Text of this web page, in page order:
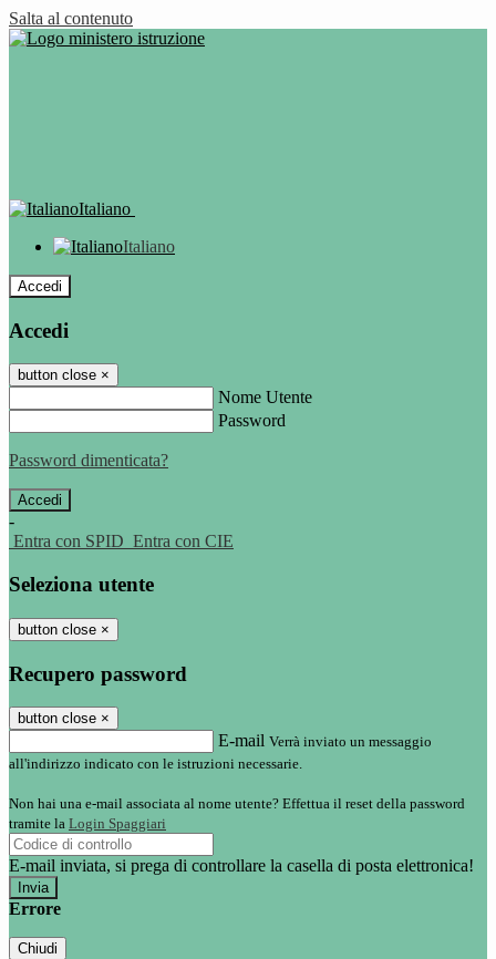
Salta al contenuto
Italiano
Italiano
Accedi
Accedi
button close ×
Nome Utente
Password
Password dimenticata?
-
Entra con SPID Entra con CIE
Seleziona utente
button close ×
Recupero password
button close ×
E-mail Verrà inviato un messaggio
all'indirizzo indicato con le istruzioni necessarie.
Non hai una e-mail associata al nome utente? Effettua il reset della password
tramite la Login Spaggiari
E-mail inviata, si prega di controllare la casella di posta elettronica!
Errore
Chiudi